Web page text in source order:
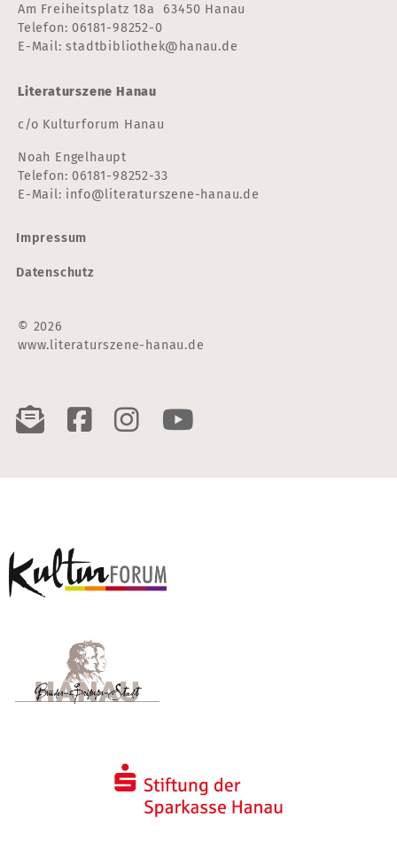
Am Freiheitsplatz 18a 63450 Hanau
Telefon:06181-98252-0
E-Mail:stadtbibliothek@hanau.de
Literaturszene Hanau
c/o Kulturforum Hanau
Noah Engelhaupt
Telefon:06181-98252-33
E-Mail: info@literaturszene-hanau.de
Impressum
Datenschutz
© 2026
www.literaturszene-hanau.de